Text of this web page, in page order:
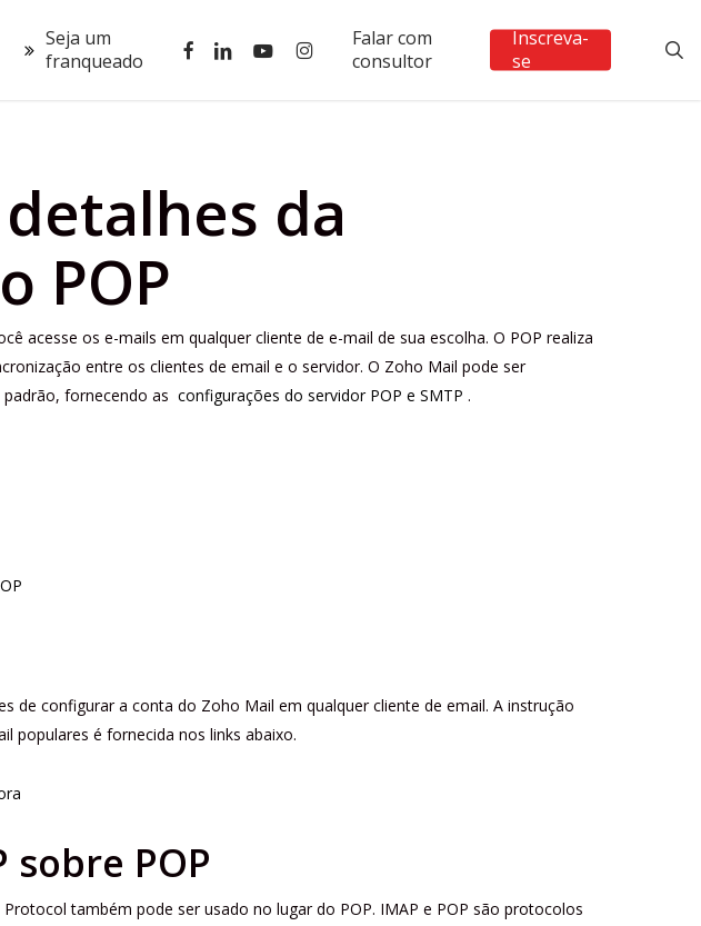
Seja um
franqueado
Falar com
consultor
Inscreva-
se
facebooklinkedinyoutubeinstagram
da
POP
acesse os e-mails em qualquer cliente de e-mail de sua escolha. O POP realiza
entre os clientes de email e o servidor. O Zoho Mail pode ser
fornecendo as configurações do servidor POP e SMTP .
de configurar a conta do Zoho Mail em qualquer cliente de email. A instrução
populares é fornecida nos links abaixo.
sobre POP
também pode ser usado no lugar do POP. IMAP e POP são protocolos